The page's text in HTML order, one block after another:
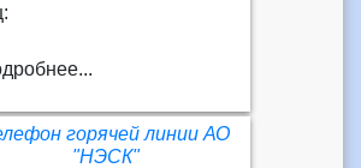
горячей линии АО
"НЭСК"